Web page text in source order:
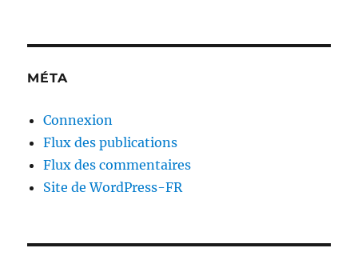
MÉTA
Connexion
Flux des publications
Flux des commentaires
Site de WordPress-FR